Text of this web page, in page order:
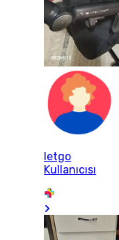
letgo
Kullanıcısı